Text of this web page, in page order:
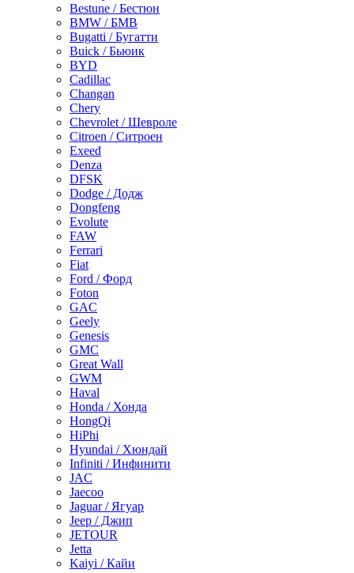
Bestune / Бестюн
BMW / БМВ
Bugatti / Бугатти
Buick / Бьюик
BYD
Cadillac
Changan
Chery
Chevrolet / Шевроле
Citroen / Ситроен
Exeed
Denza
DFSK
Dodge / Додж
Dongfeng
Evolute
FAW
Ferrari
Fiat
Ford / Форд
Foton
GAC
Geely
Genesis
GMC
Great Wall
GWM
Haval
Honda / Хонда
HongQi
HiPhi
Hyundai / Хюндай
Infiniti / Инфинити
JAC
Jaecoo
Jaguar / Ягуар
Jeep / Джип
JETOUR
Jetta
Kaiyi / Кайи